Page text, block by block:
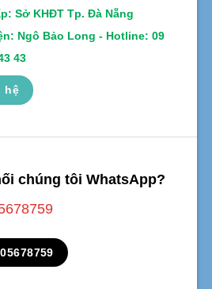
Sở KHĐT Tp. Đà Nẵng
Ngô Bảo Long - Hotline: 09
43
hệ
chúng tôi WhatsApp?